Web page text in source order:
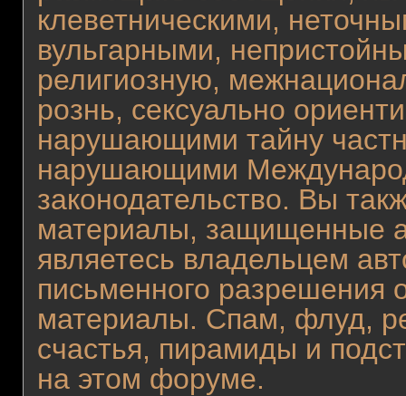
клеветническими,
вульгарными,
религиозную,
рознь, сексуально
нарушающими тайну
нарушающими
законодательство. Вы
материалы, защищенные
являетесь владельцем
письменного разрешения
материалы. Спам, флуд,
счастья, пирамиды и
на этом форуме.